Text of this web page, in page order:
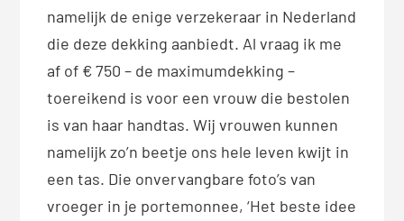
namelijk de enige verzekeraar in Nederland
die deze dekking aanbiedt. Al vraag ik me
af of € 750 – de maximumdekking –
toereikend is voor een vrouw die bestolen
is van haar handtas. Wij vrouwen kunnen
namelijk zo’n beetje ons hele leven kwijt in
een tas. Die onvervangbare foto’s van
vroeger in je portemonnee, ‘Het beste idee